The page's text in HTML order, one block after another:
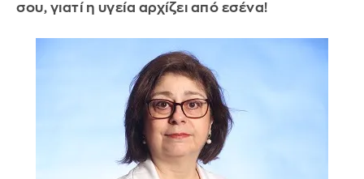
σου, γιατί η υγεία αρχίζει από εσένα!